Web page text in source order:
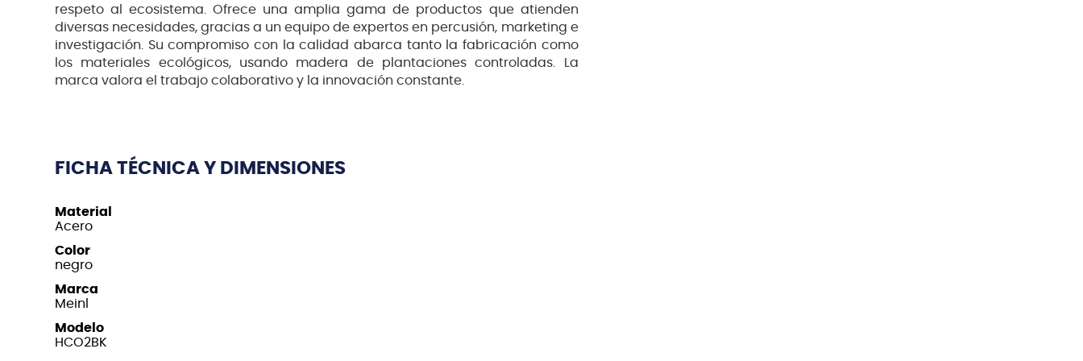
respeto al ecosistema. Ofrece una amplia gama de productos que atienden
diversas necesidades, gracias a un equipo de expertos en percusión, marketing e
investigación. Su compromiso con la calidad abarca tanto la fabricación como
los materiales ecológicos, usando madera de plantaciones controladas. La
marca valora el trabajo colaborativo y la innovación constante.
FICHA TÉCNICA Y DIMENSIONES
Material
Acero
Color
negro
Marca
Meinl
Modelo
HCO2BK